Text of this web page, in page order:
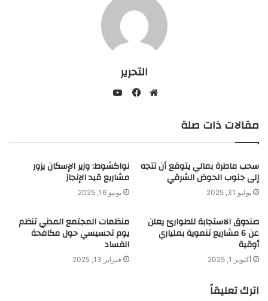
التحرير
مقالات ذات صلة
سحب ماطرة بمالي يتوقع أن تتجه
إلى جنوب الحوض الشرقي
يوليو 31, 2025
نواكشوط: وزير الإسكان يزور
مشاريع قيد الإنجاز
يونيو 16, 2025
صندوق الاستجابة للطوارئ يعلن
عن 6 مشاريع تنموية بملياري
أوقية
أكتوبر 1, 2025
منظمات المجتمع المدني تنظم
يوم تحسيسي حول مكافحة
الفساد
فبراير 13, 2025
اترك تعليقاً